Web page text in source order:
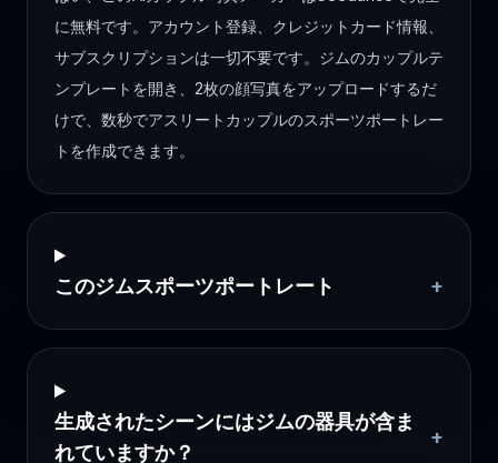
に無料です。アカウント登録、クレジットカード情報、
サブスクリプションは一切不要です。ジムのカップルテ
ンプレートを開き、2枚の顔写真をアップロードするだ
けで、数秒でアスリートカップルのスポーツポートレー
トを作成できます。
このジムスポーツポートレート +
生成されたシーンにはジムの器具が含ま
れていますか？
+